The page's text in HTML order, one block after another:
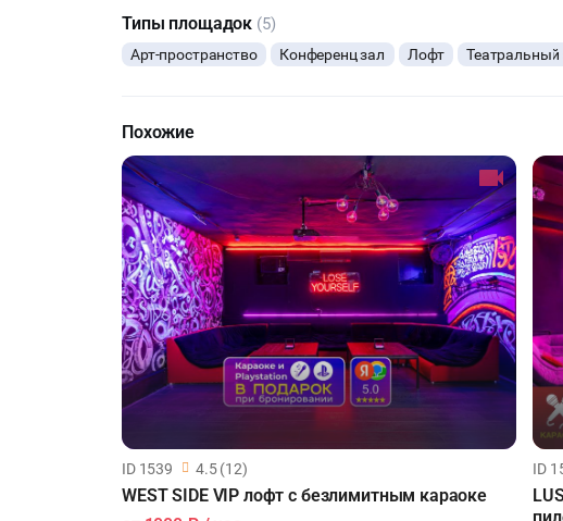
Типы площадок (5)
Арт-пространство Конференц зал Лофт Театральный
Похожие
ID 1539 4.5 (12)
WEST SIDE VIP лофт с безлимитным караоке
ID